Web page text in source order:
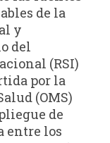
de la
y
del
(RSI)
por la
(OMS)
de
entre los